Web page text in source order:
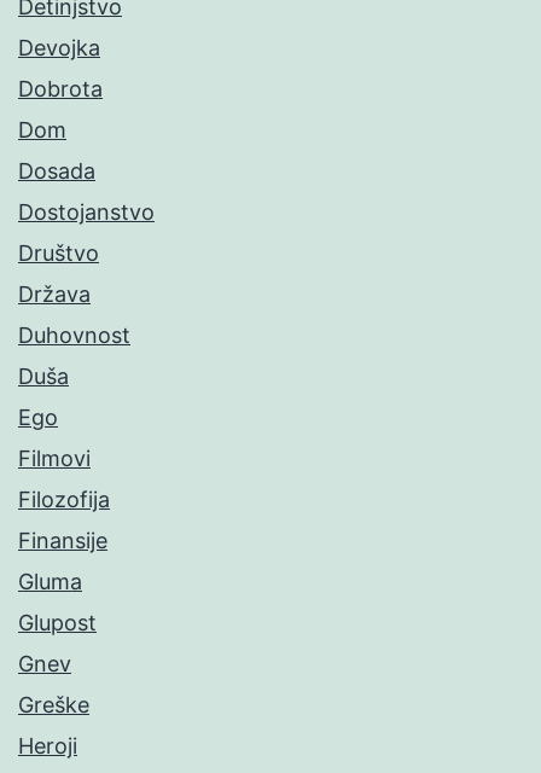
Detinjstvo
Devojka
Dobrota
Dom
Dosada
Dostojanstvo
Društvo
Država
Duhovnost
Duša
Ego
Filmovi
Filozofija
Finansije
Gluma
Glupost
Gnev
Greške
Heroji